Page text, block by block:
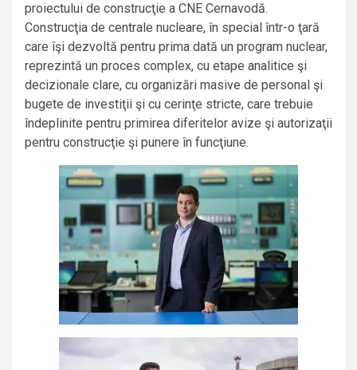
proiectului de construcţie a CNE Cernavodă.
Construcţia de centrale nucleare, în special într-o ţară
care îşi dezvoltă pentru prima dată un program nuclear,
reprezintă un proces complex, cu etape analitice şi
decizionale clare, cu organizări masive de personal şi
bugete de investiţii şi cu cerinţe stricte, care trebuie
îndeplinite pentru primirea diferitelor avize şi autorizaţii
pentru construcţie şi punere în funcţiune.